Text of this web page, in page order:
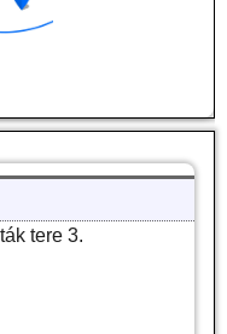
tere 3.